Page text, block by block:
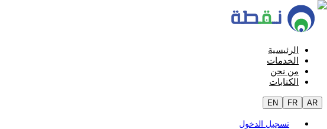
الرئيسية
الخدمات
من نحن
الكتابات
EN FR AR
تسجيل الدخول